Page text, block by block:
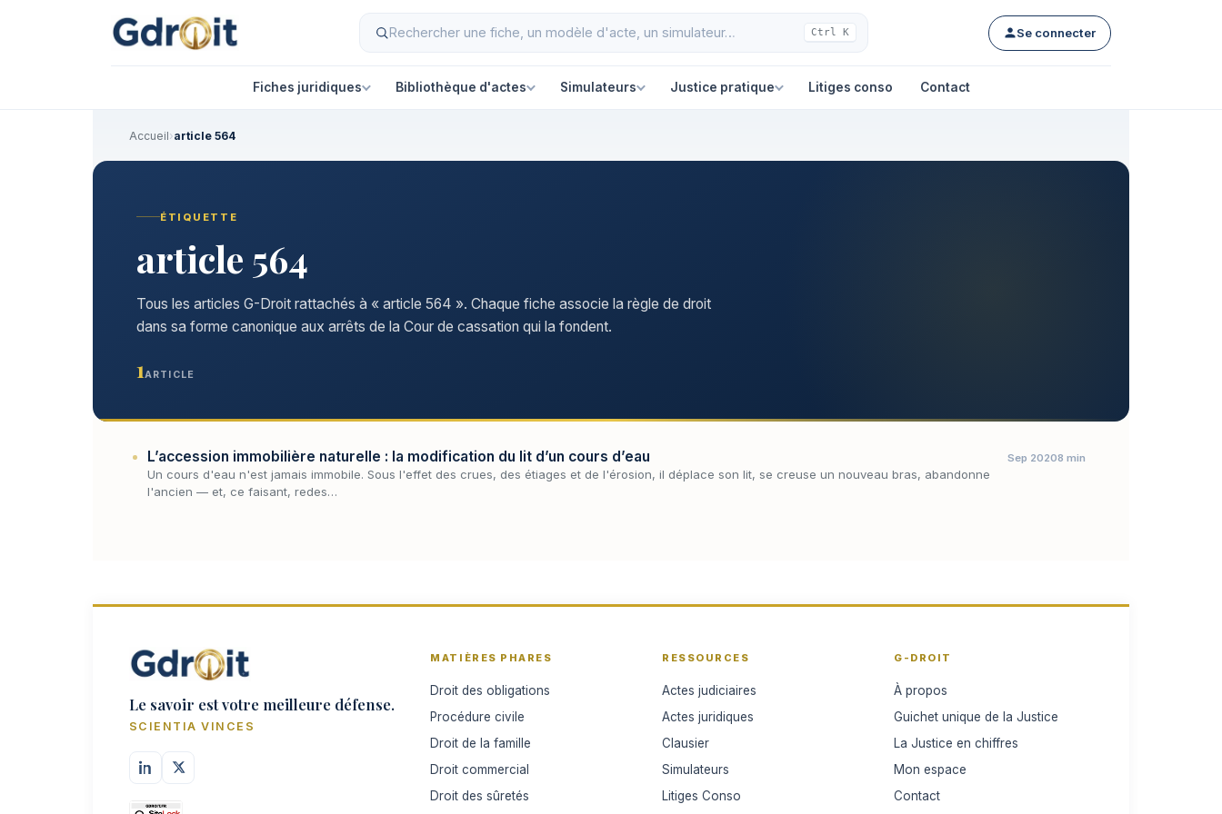
Ctrl K Se connecter
Fiches juridiques Bibliothèque d'actes Simulateurs Justice pratique Litiges conso Contact
Accueil›article 564
ÉTIQUETTE
article 564
Tous les articles G-Droit rattachés à « article 564 ». Chaque fiche associe la règle de droit
dans sa forme canonique aux arrêts de la Cour de cassation qui la fondent.
1 ARTICLE
L’accession immobilière naturelle : la modification du lit d’un cours d’eau
Un cours d'eau n'est jamais immobile. Sous l'effet des crues, des étiages et de l'érosion, il déplace son lit, se creuse un nouveau bras, abandonne
l'ancien — et, ce faisant, redes…
Sep 20208 min
Le savoir est votre meilleure défense.
SCIENTIA VINCES
MATIÈRES PHARES
Droit des obligations
Procédure civile
Droit de la famille
Droit commercial
Droit des sûretés
RESSOURCES
Actes judiciaires
Actes juridiques
Clausier
Simulateurs
Litiges Conso
G-DROIT
À propos
Guichet unique de la Justice
La Justice en chiffres
Mon espace
Contact